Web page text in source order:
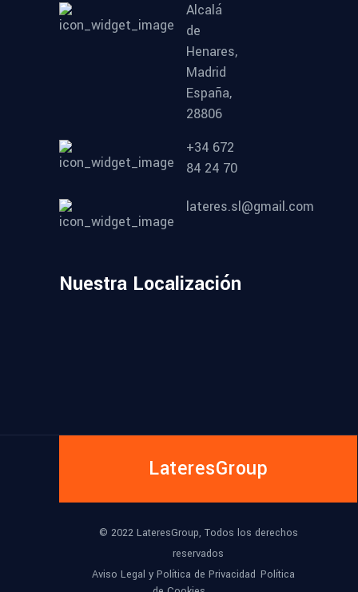
Alcalá
de
Henares,
Madrid
España,
28806
+34 672
84 24 70
lateres.sl@gmail.com
Nuestra Localización
LateresGroup
© 2022 LateresGroup, Todos los derechos
reservados
Aviso Legal y Política de Privacidad Política